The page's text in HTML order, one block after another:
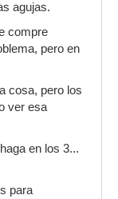
agujas.
compre
pero en
cosa, pero los
ver esa
en los 3...
para